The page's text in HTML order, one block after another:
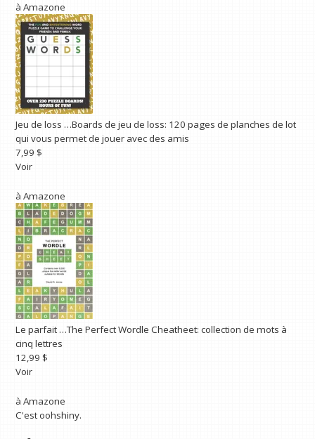
àAmazone
Jeu de loss …Boards de jeu de loss: 120 pages de planches de lot
qui vous permet de jouer avec des amis
7,99 $
Voir
àAmazone
Le parfait …The Perfect Wordle Cheatheet: collection de mots à
cinq lettres
12,99 $
Voir
àAmazone
C'est oohshiny.